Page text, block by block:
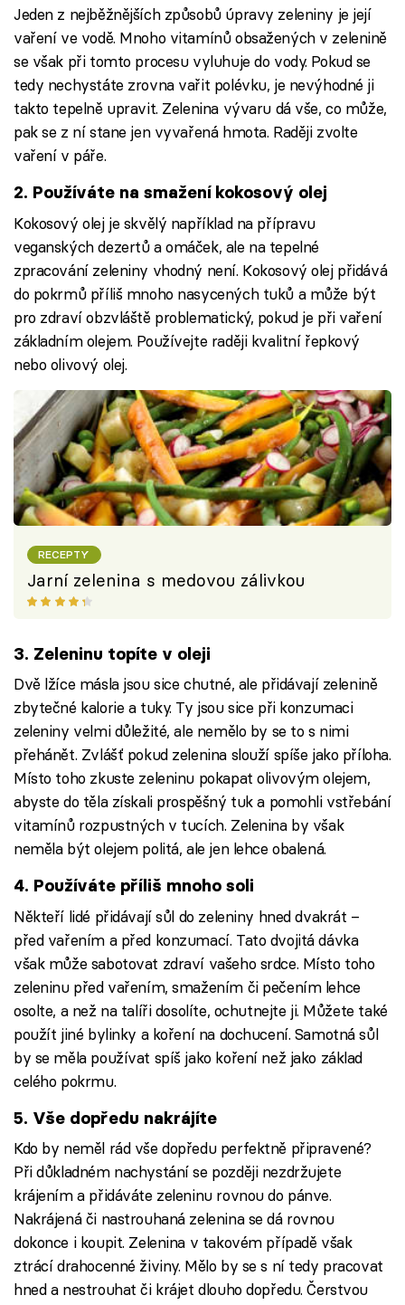
Jeden z nejběžnějších způsobů úpravy zeleniny je její
vaření ve vodě. Mnoho vitamínů obsažených v zelenině
se však při tomto procesu vyluhuje do vody. Pokud se
tedy nechystáte zrovna vařit polévku, je nevýhodné ji
takto tepelně upravit. Zelenina vývaru dá vše, co může,
pak se z ní stane jen vyvařená hmota. Raději zvolte
vaření v páře.
2. Používáte na smažení kokosový olej
Kokosový olej je skvělý například na přípravu
veganských dezertů a omáček, ale na tepelné
zpracování zeleniny vhodný není. Kokosový olej přidává
do pokrmů příliš mnoho nasycených tuků a může být
pro zdraví obzvláště problematický, pokud je při vaření
základním olejem. Používejte raději kvalitní řepkový
nebo olivový olej.
RECEPTY
Jarní zelenina s medovou zálivkou
3. Zeleninu topíte v oleji
Dvě lžíce másla jsou sice chutné, ale přidávají zelenině
zbytečné kalorie a tuky. Ty jsou sice při konzumaci
zeleniny velmi důležité, ale nemělo by se to s nimi
přehánět. Zvlášť pokud zelenina slouží spíše jako příloha.
Místo toho zkuste zeleninu pokapat olivovým olejem,
abyste do těla získali prospěšný tuk a pomohli vstřebání
vitamínů rozpustných v tucích. Zelenina by však
neměla být olejem politá, ale jen lehce obalená.
4. Používáte příliš mnoho soli
Někteří lidé přidávají sůl do zeleniny hned dvakrát –
před vařením a před konzumací. Tato dvojitá dávka
však může sabotovat zdraví vašeho srdce. Místo toho
zeleninu před vařením, smažením či pečením lehce
osolte, a než na talíři dosolíte, ochutnejte ji. Můžete také
použít jiné bylinky a koření na dochucení. Samotná sůl
by se měla používat spíš jako koření než jako základ
celého pokrmu.
5. Vše dopředu nakrájíte
Kdo by neměl rád vše dopředu perfektně připravené?
Při důkladném nachystání se později nezdržujete
krájením a přidáváte zeleninu rovnou do pánve.
Nakrájená či nastrouhaná zelenina se dá rovnou
dokonce i koupit. Zelenina v takovém případě však
ztrácí drahocenné živiny. Mělo by se s ní tedy pracovat
hned a nestrouhat či krájet dlouho dopředu. Čerstvou